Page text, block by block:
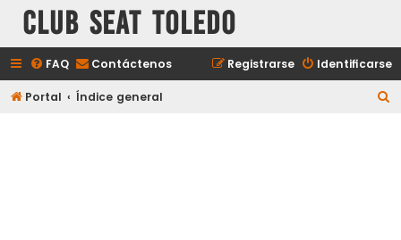
Club Seat Toledo
FAQ Contáctenos Identificarse
Registrarse
Portal Índice general